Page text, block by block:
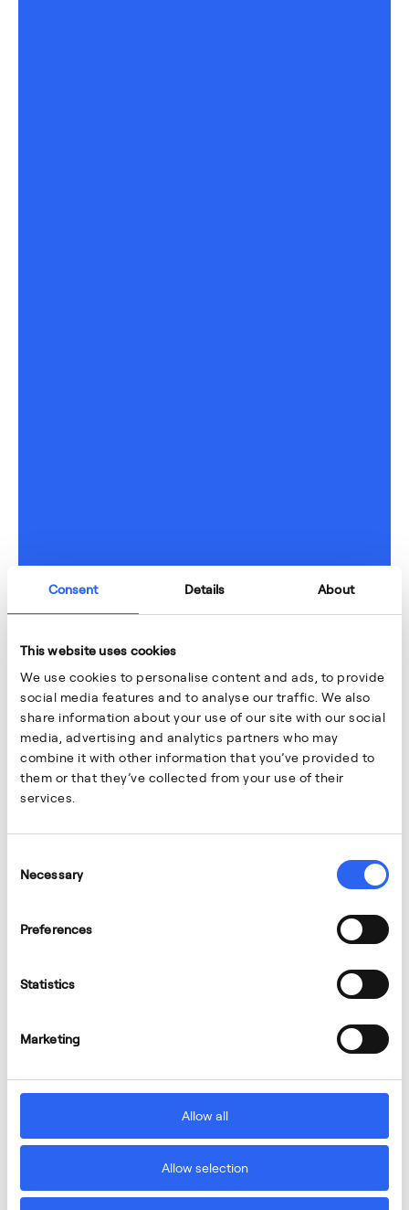
Consent Details About
This website uses cookies
We use cookies to personalise content and ads, to provide
social media features and to analyse our traffic. We also
share information about your use of our site with our social
media, advertising and analytics partners who may
combine it with other information that you’ve provided to
them or that they’ve collected from your use of their
services.
Selection
Necessary
Preferences
Statistics
Marketing
Allow all
Allow selection